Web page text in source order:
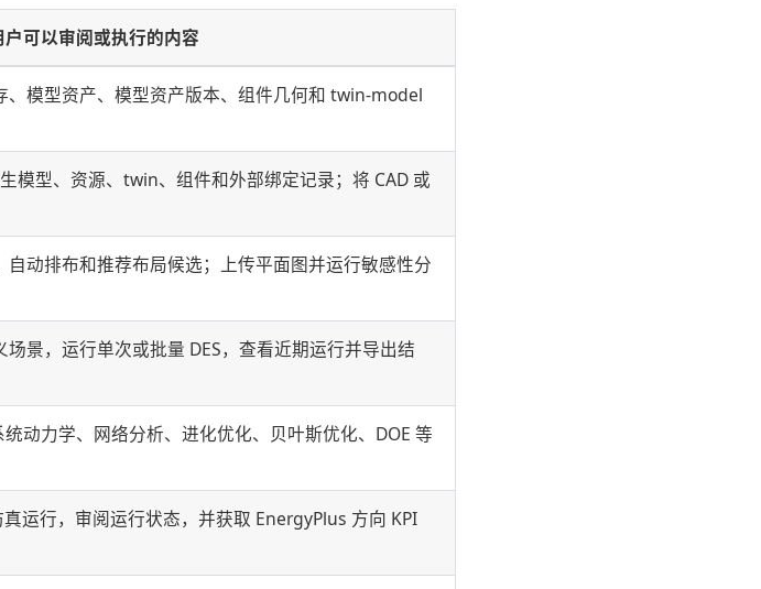
户可以审阅或执行的内容
、模型资产、模型资产版本、组件几何和 twin-model
模型、资源、twin、组件和外部绑定记录；将 CAD 或
动排布和推荐布局候选；上传平面图并运行敏感性分
景，运行单次或批量 DES，查看近期运行并导出结
动力学、网络分析、进化优化、贝叶斯优化、DOE 等
运行，审阅运行状态，并获取 EnergyPlus 方向 KPI